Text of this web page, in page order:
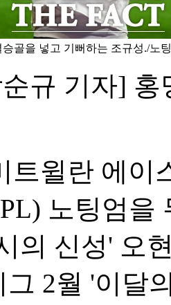
골을 넣고 기뻐하는 조규성./노
규 기자]
트윌란 에이
노팅엄을
의 신성' 오
2월 '이달